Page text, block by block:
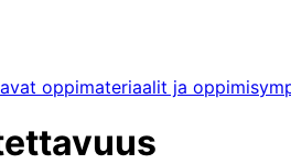
oppimateriaalit ja